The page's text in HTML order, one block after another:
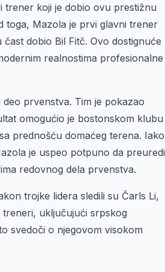
trener koji je dobio ovu prestižnu
toga, Mazola je prvi glavni trener
dobio Bil Fitč. Ovo dostignuće
realnostima profesionalne
prvenstva. Tim je pokazao
omogućio je bostonskom klubu
prednošću domaćeg terena. Iako
je uspeo potpuno da preuredi
redovnog dela prvenstva.
trojke lidera sledili su Čarls Li,
treneri, uključujući srpskog
svedoči o njegovom visokom